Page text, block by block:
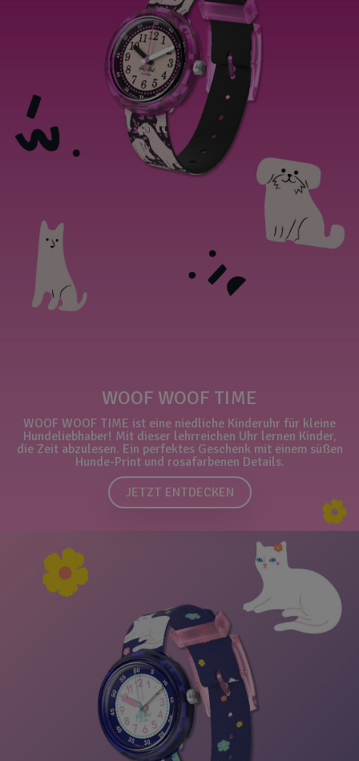
WOOF WOOF TIME
WOOF WOOF TIME ist eine niedliche Kinderuhr für kleine
Hundeliebhaber! Mit dieser lehrreichen Uhr lernen Kinder,
die Zeit abzulesen. Ein perfektes Geschenk mit einem süßen
Hunde-Print und rosafarbenen Details.
JETZT ENTDECKEN